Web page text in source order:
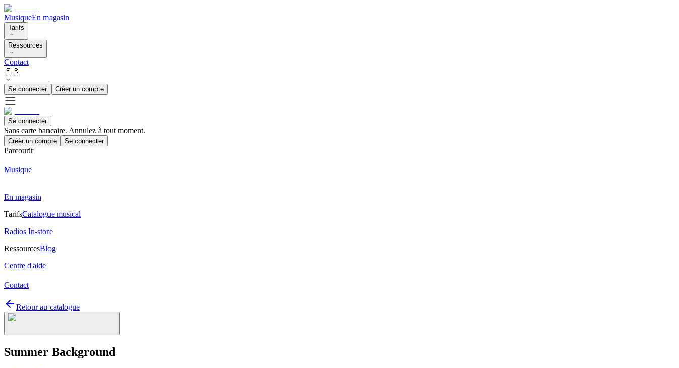
MusiqueEn magasin
Tarifs
Ressources
Contact
🇫🇷
Se connecter Créer un compte
Se connecter
Sans carte bancaire. Annulez à tout moment.
Créer un compte Se connecter
Parcourir
Musique
En magasin
TarifsCatalogue musical
Radios In-store
RessourcesBlog
Centre d'aide
Contact
Retour au catalogue
Summer Background